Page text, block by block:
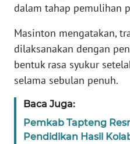
dalam tahap pemulihan
Masinton mengatakan,
dilaksanakan dengan
bentuk rasa syukur
selama sebulan penuh.
Baca Juga:
Pemkab Tapteng
Pendidikan Hasil
WN
JAMBI
SULTRA
WN
NTB